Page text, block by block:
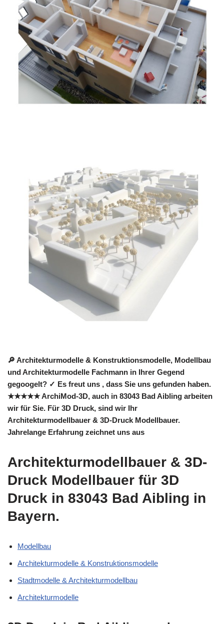
🔎 Architekturmodelle & Konstruktionsmodelle, Modellbau
und Architekturmodelle Fachmann in Ihrer Gegend
gegoogelt? ✓ Es freut uns , dass Sie uns gefunden haben.
★★★★★ ArchiMod-3D, auch in 83043 Bad Aibling arbeiten
wir für Sie. Für 3D Druck, sind wir Ihr
Architekturmodellbauer & 3D-Druck Modellbauer.
Jahrelange Erfahrung zeichnet uns aus
Architekturmodellbauer & 3D-
Druck Modellbauer für 3D
Druck in 83043 Bad Aibling in
Bayern.
Modellbau
Architekturmodelle & Konstruktionsmodelle
Stadtmodelle & Architekturmodellbau
Architekturmodelle